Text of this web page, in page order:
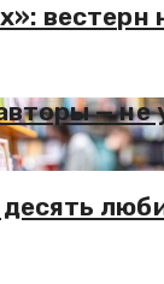
— не